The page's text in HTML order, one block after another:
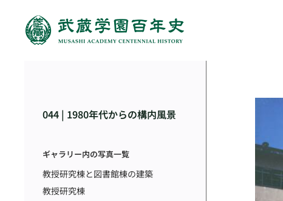
044 | 1980年代からの構内風景
ギャラリー内の写真一覧
教授研究棟と図書館棟の建築
教授研究棟